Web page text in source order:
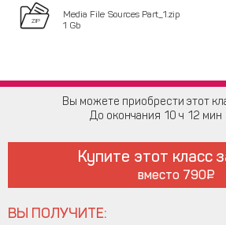
Media File Sources Part_1.zip
1 Gb
Вы можете приобрести этот
До окончания 10 12
Купите этот класс
вместо 790
ВЫ ПОЛУЧИТЕ: